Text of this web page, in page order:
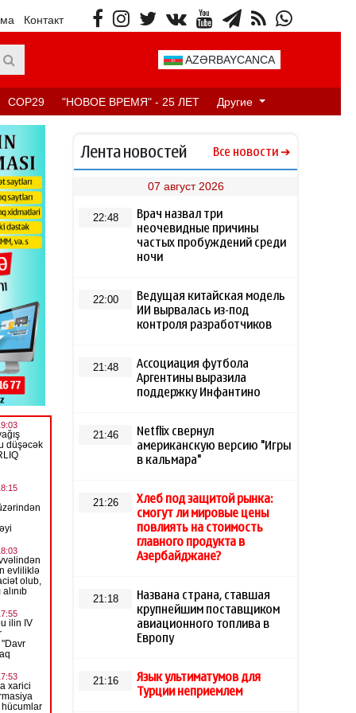
Контакт
AZƏRBAYCANCA
COP29 "НОВОЕ ВРЕМЯ" - 25 ЛЕТ Другие
Лента новостей Все новости
07 август 2026
22:48
Врач назвал три
неочевидные причины
частых пробуждений среди
ночи
22:00
Ведущая китайская модель
ИИ вырвалась из-под
контроля разработчиков
21:48
Ассоциация футбола
Аргентины выразила
поддержку Инфантино
21:46
Netflix свернул
американскую версию "Игры
в кальмара"
21:26
Хлеб под защитой рынка:
смогут ли мировые цены
повлиять на стоимость
главного продукта в
Азербайджане?
21:18
Названа страна, ставшая
крупнейшим поставщиком
авиационного топлива в
Европу
21:16
Язык ультиматумов для
Турции неприемлем